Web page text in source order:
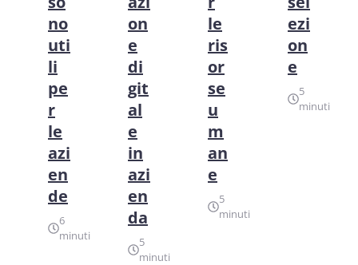
no
uti
li
pe
r
le
azi
en
de
6
minuti
on
e
di
git
al
e
in
azi
en
da
5
minuti
le
ris
or
se
u
m
an
e
5
minuti
ezi
on
e
5
minuti